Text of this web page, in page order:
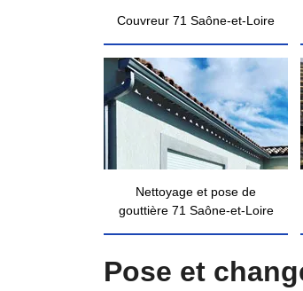
Couvreur 71 Saône-et-Loire
Nettoyage et pose de
gouttière 71 Saône-et-Loire
Pose et